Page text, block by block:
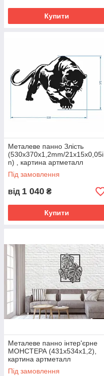
Купити
Металеве панно Злість
(530x370х1,2mm/21x15x0,05i
n) , картина артметалл
Під замовлення
від 1 040 ₴
Купити
Металеве панно інтер'єрне
МОНСТЕРА (431х534х1,2),
картина артметалл
Під замовлення